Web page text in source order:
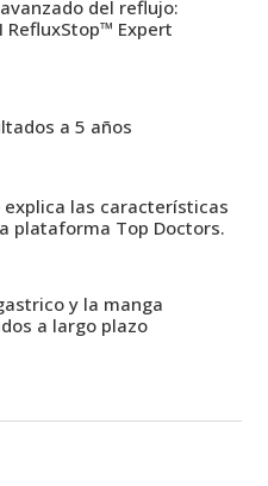
del reflujo:
RefluxStop™ Expert
a 5 años
explica las características
plataforma Top Doctors.
y la manga
a largo plazo